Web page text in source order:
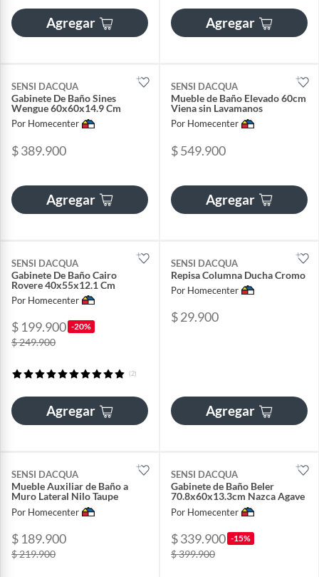
Agregar Agregar
SENSI DACQUA
Gabinete De Baño Sines
Wengue 60x60x14.9 Cm
Por Homecenter
$ 389.900
Agregar
SENSI DACQUA
Mueble de Baño Elevado 60cm
Viena sin Lavamanos
Por Homecenter
$ 549.900
Agregar
SENSI DACQUA
Gabinete De Baño Cairo
Rovere 40x55x12.1 Cm
Por Homecenter
$ 199.900 -20%
$ 249.900
(2)
Agregar
SENSI DACQUA
Repisa Columna Ducha Cromo
Por Homecenter
$ 29.900
Agregar
SENSI DACQUA
Mueble Auxiliar de Baño a
Muro Lateral Nilo Taupe
Por Homecenter
$ 189.900
$ 219.900
SENSI DACQUA
Gabinete de Baño Beler
70.8x60x13.3cm Nazca Agave
Por Homecenter
$ 339.900 -15%
$ 399.900